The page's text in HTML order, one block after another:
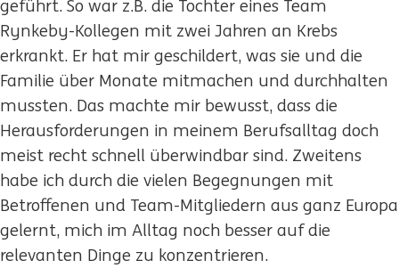
geführt. So war z.B. die Tochter eines Team
Rynkeby-Kollegen mit zwei Jahren an Krebs
erkrankt. Er hat mir geschildert, was sie und die
Familie über Monate mitmachen und durchhalten
mussten. Das machte mir bewusst, dass die
Herausforderungen in meinem Berufsalltag doch
meist recht schnell überwindbar sind. Zweitens
habe ich durch die vielen Begegnungen mit
Betroffenen und Team-Mitgliedern aus ganz Europa
gelernt, mich im Alltag noch besser auf die
relevanten Dinge zu konzentrieren.